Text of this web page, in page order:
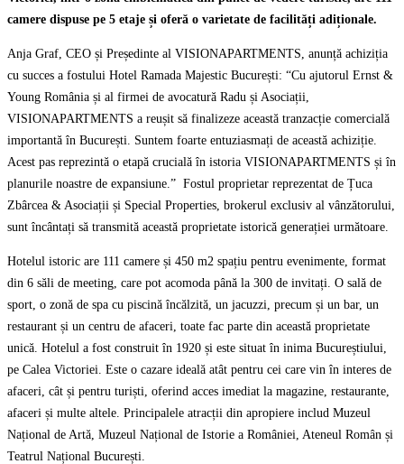
camere dispuse pe 5 etaje și oferă o varietate de facilități adiționale.
Anja Graf, CEO și Președinte al VISIONAPARTMENTS, anunță achiziția
cu succes a fostului Hotel Ramada Majestic București: “Cu ajutorul Ernst &
Young România și al firmei de avocatură Radu și Asociații,
VISIONAPARTMENTS a reușit să finalizeze această tranzacție comercială
importantă în București. Suntem foarte entuziasmați de această achiziție.
Acest pas reprezintă o etapă crucială în istoria VISIONAPARTMENTS și în
planurile noastre de expansiune.” Fostul proprietar reprezentat de Țuca
Zbârcea & Asociații și Special Properties, brokerul exclusiv al vânzătorului,
sunt încântați să transmită această proprietate istorică generației următoare.
Hotelul istoric are 111 camere și 450 m2 spațiu pentru evenimente, format
din 6 săli de meeting, care pot acomoda până la 300 de invitați. O sală de
sport, o zonă de spa cu piscină încălzită, un jacuzzi, precum și un bar, un
restaurant și un centru de afaceri, toate fac parte din această proprietate
unică. Hotelul a fost construit în 1920 și este situat în inima Bucureștiului,
pe Calea Victoriei. Este o cazare ideală atât pentru cei care vin în interes de
afaceri, cât și pentru turiști, oferind acces imediat la magazine, restaurante,
afaceri și multe altele. Principalele atracții din apropiere includ Muzeul
Național de Artă, Muzeul Național de Istorie a României, Ateneul Român și
Teatrul Național București.